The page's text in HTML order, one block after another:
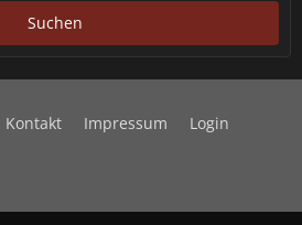
Suchen
Kontakt Impressum Login